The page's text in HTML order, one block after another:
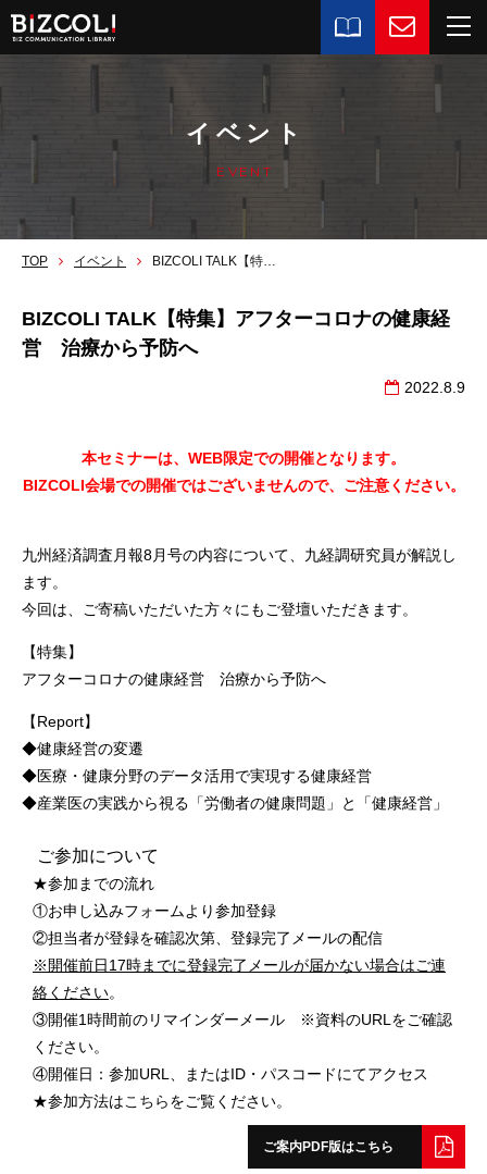
イベント
EVENT
TOP イベント BIZCOLI TALK【特集】アフターコロナの健康経営 治療から予防へ
BIZCOLI TALK【特集】アフターコロナの健康経
営 治療から予防へ
2022.8.9
本セミナーは、WEB限定での開催となります。
BIZCOLI会場での開催ではございませんので、ご注意ください。
九州経済調査月報8月号の内容について、九経調研究員が解説し
ます。
今回は、ご寄稿いただいた方々にもご登壇いただきます。
【特集】
アフターコロナの健康経営 治療から予防へ
【Report】
◆健康経営の変遷
◆医療・健康分野のデータ活用で実現する健康経営
◆産業医の実践から視る「労働者の健康問題」と「健康経営」
ご参加について
★参加までの流れ
①お申し込みフォームより参加登録
②担当者が登録を確認次第、登録完了メールの配信
※開催前日17時までに登録完了メールが届かない場合はご連
絡ください。
③開催1時間前のリマインダーメール ※資料のURLをご確認
ください。
④開催日：参加URL、またはID・パスコードにてアクセス
★参加方法はこちらをご覧ください。
ご案内PDF版はこちら